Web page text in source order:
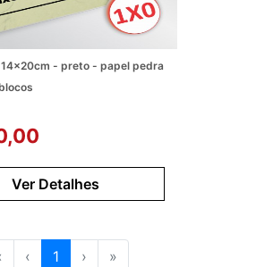
- preto - papel pedra
Ver Detalhes
‹ 1 › »